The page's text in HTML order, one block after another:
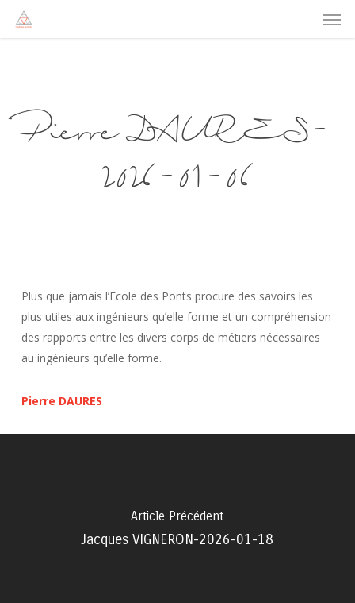
Pierre DAURES-
2026-01-06
Plus que jamais lʼEcole des Ponts procure des savoirs les
plus utiles aux ingénieurs quʼelle forme et un compréhension
des rapports entre les divers corps de métiers nécessaires
au ingénieurs quʼelle forme.
Pierre DAURES
Article Précédent
Jacques VIGNERON-2026-01-18